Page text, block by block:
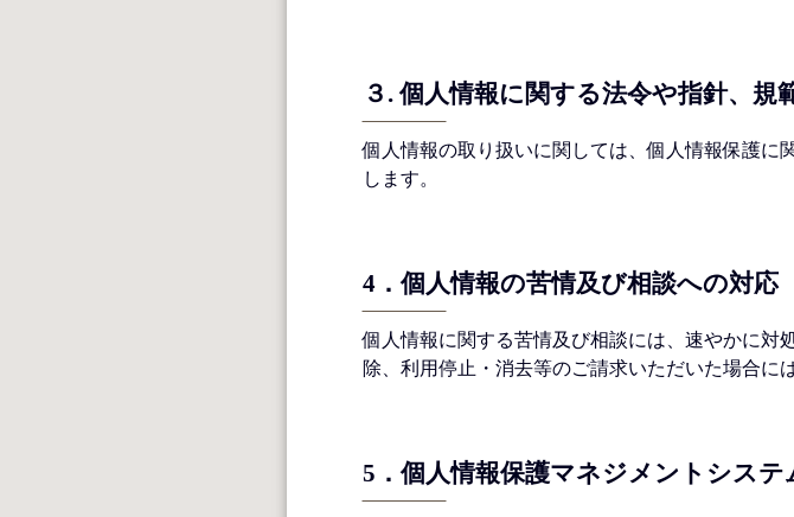
３. 個⼈情報に関する法令や指針、規
個⼈情報の取り扱いに関しては、個⼈情報保護に
します。
4．個⼈情報の苦情及び相談への対応
個⼈情報に関する苦情及び相談には、速やかに対
除、利⽤停⽌・消去等のご請求いただいた場合に
5．個⼈情報保護マネジメントシステ